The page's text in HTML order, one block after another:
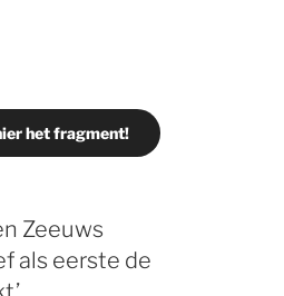
het fragment!
Zeeuws
als eerste de